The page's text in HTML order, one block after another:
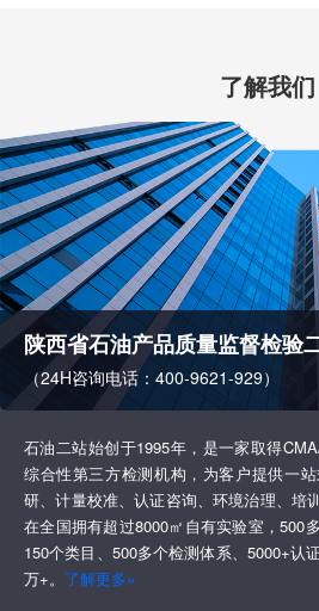
了解我们
陕西省石油产品质量监督检验
（24H咨询电话：400-9621-929）
石油二站始创于1995年，是一家取得
综合性第三方检测机构，为客户提供一
研、计量校准、认证咨询、环境治理、培
在全国拥有超过8000㎡自有实验室，500
150个类目、500多个检测体系、5000+认
万+。 了解更多»